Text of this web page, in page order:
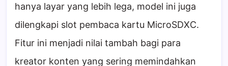
hanya layar yang lebih lega, model ini juga
dilengkapi slot pembaca kartu MicroSDXC.
Fitur ini menjadi nilai tambah bagi para
kreator konten yang sering memindahkan